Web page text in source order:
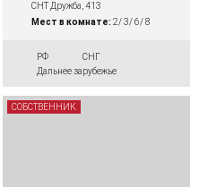
СНТ Дружба, 413
Мест в комнате: 2/ 3/ 6/ 8
РФ
СНГ
Дальнее зарубежье
СОБСТВЕННИК